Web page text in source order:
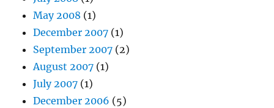
May 2008 (1)
December 2007 (1)
September 2007 (2)
August 2007 (1)
July 2007 (1)
December 2006 (5)